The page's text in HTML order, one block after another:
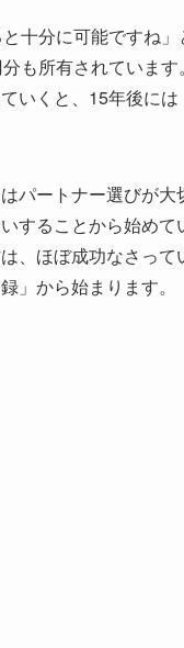
分に可能ですね」
も所有されています
いくと、15年後に
パートナー選びが大
することから始めて
、ほぼ成功なさって
」から始まります。